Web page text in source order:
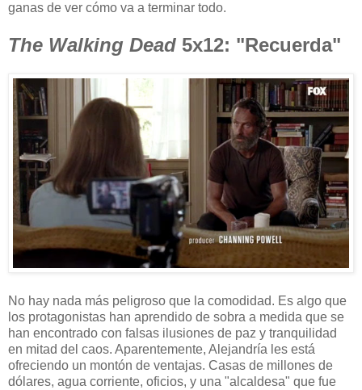
ganas de ver cómo va a terminar todo.
The Walking Dead 5x12: "Recuerda"
No hay nada más peligroso que la comodidad. Es algo que
los protagonistas han aprendido de sobra a medida que se
han encontrado con falsas ilusiones de paz y tranquilidad
en mitad del caos. Aparentemente, Alejandría les está
ofreciendo un montón de ventajas. Casas de millones de
dólares, agua corriente, oficios, y una "alcaldesa" que fue